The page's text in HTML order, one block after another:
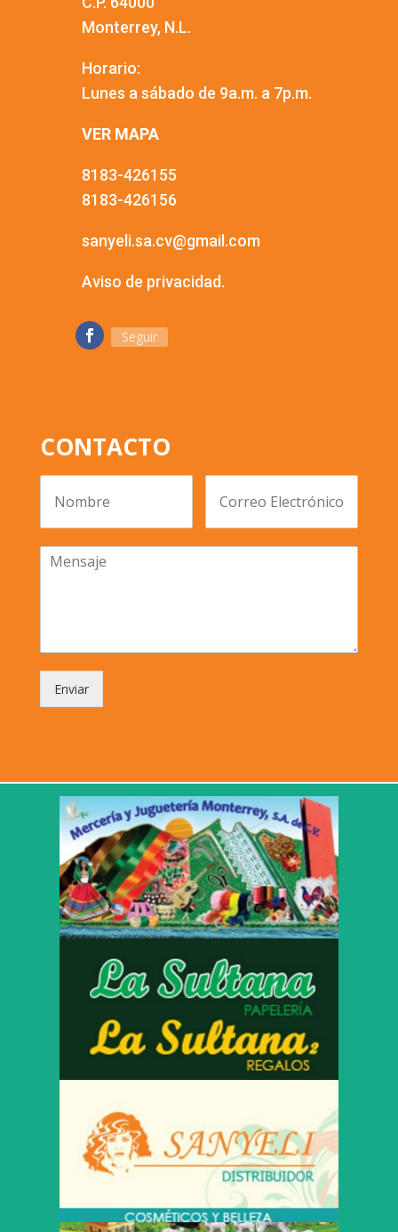
Monterrey, N.L.
Horario:
Lunes a sábado de 9a.m. a 7p.m.
VER MAPA
8183-426155
8183-426156
sanyeli.sa.cv@gmail.com
Aviso de privacidad.
Seguir
CONTACTO
Enviar